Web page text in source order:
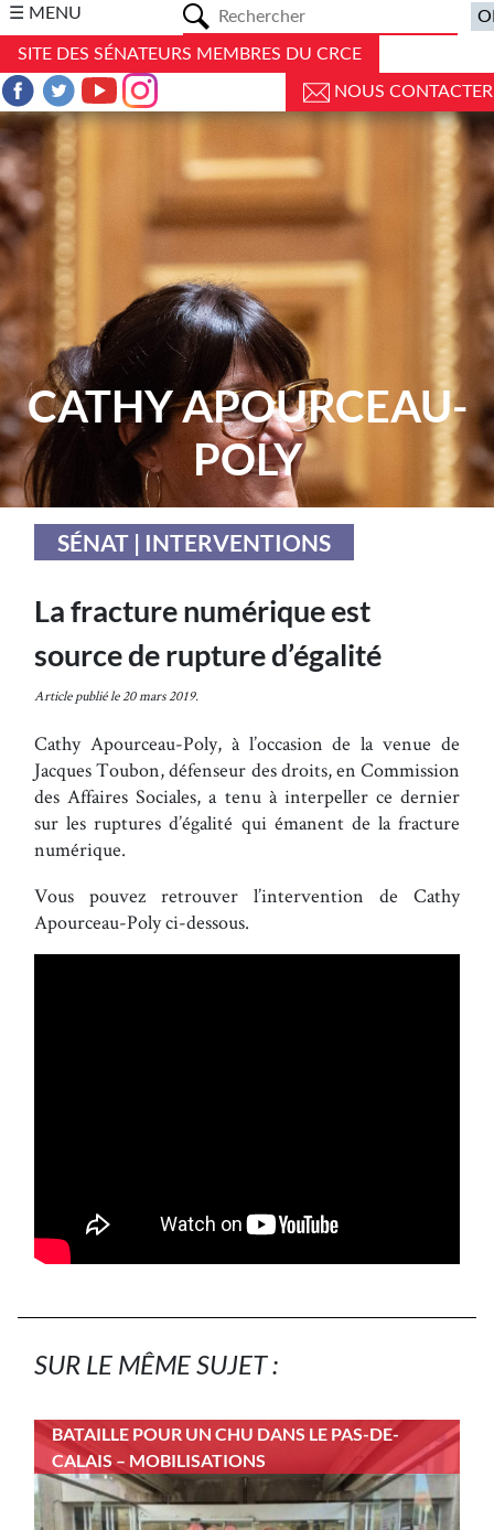
☰ MENU
SITE DES SÉNATEURS MEMBRES DU CRCE
NOUS CONTACTER
CATHY APOURCEAU-
POLY
SÉNAT | INTERVENTIONS
La fracture numérique est
source de rupture d’égalité
Article publié le 20 mars 2019.
Cathy Apourceau-Poly, à l’occasion de la venue de
Jacques Toubon, défenseur des droits, en Commission
des Affaires Sociales, a tenu à interpeller ce dernier
sur les ruptures d’égalité qui émanent de la fracture
numérique.
Vous pouvez retrouver l’intervention de Cathy
Apourceau-Poly ci-dessous.
SUR LE MÊME SUJET :
BATAILLE POUR UN CHU DANS LE PAS-DE-
CALAIS – MOBILISATIONS